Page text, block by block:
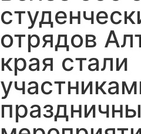
отрядов
края стали